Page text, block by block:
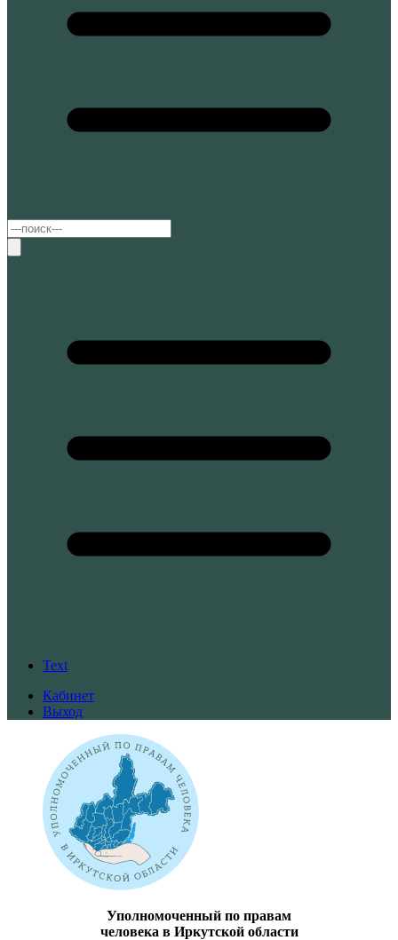
Text
Кабинет
Выход
Уполномоченный по правам
человека в Иркутской области